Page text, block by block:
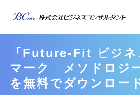
「Future-Fit ビジネ
マーク メソドロジ
を無料でダウンロー